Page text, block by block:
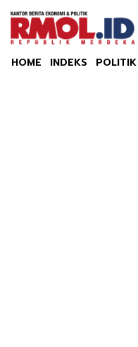
HOME INDEKS POLITIK